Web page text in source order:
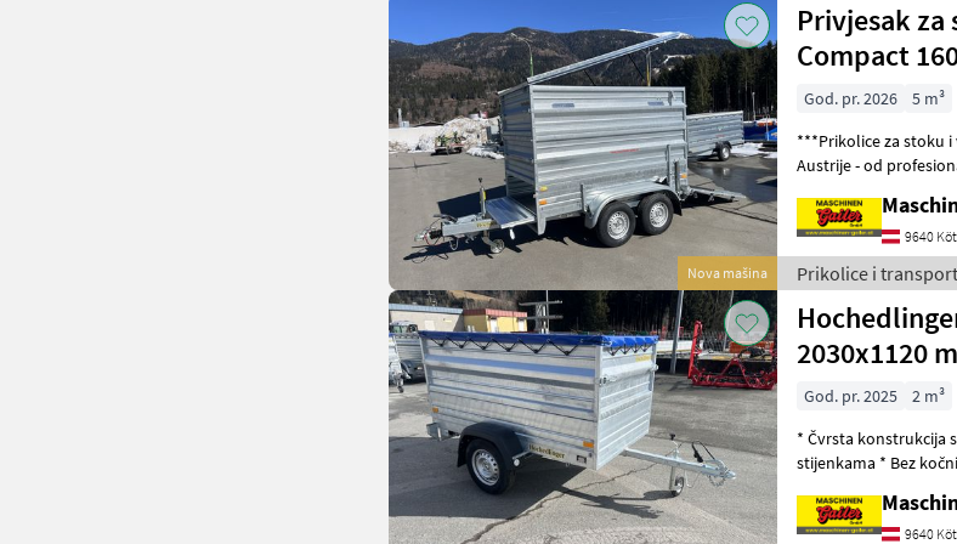
Nova mašina
Privjesak za
Compact
God. pr. 2026
5 m³
***Prikolice za stoku i
Austrije - od profesionalaca za
9640
Prikolice i
2030x1120
God. pr. 2025
2 m³
* Čvrsta konstrukcija
stijenkama * Bez
9640